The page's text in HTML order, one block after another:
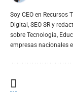
Soy CEO en Recursos
Digital, SEO SR y
sobre Tecnología,
empresas nacionales